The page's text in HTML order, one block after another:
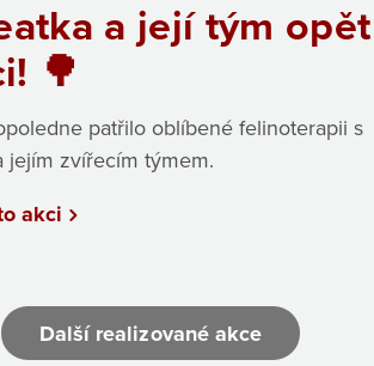
a její tým opět
🌳
patřilo oblíbené felinoterapii s
jejím zvířecím týmem.
akci
Další realizované akce